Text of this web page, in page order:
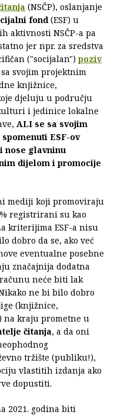
(NSČP), oslanjanje
fond (ESF) u
aktivnosti NSČP-a pa
jer npr. za sredstva
("socijalan") poziv
sa svojim projektnim
knjižnice,
djeluju u području
i jedinice lokalne
ALI se sa svojim
ESF-ov
nose glavninu
dijelom i promocije
mediji koji promoviraju
registrirani su kao
kriterijima ESF-a nisu
dobro da se, ako već
eventualne posebne
značajnija dodatna
neće biti lak
ne bi bilo dobro
(knjižnice,
na kraju prometne u
čitanja, a da oni
tržište (publiku!),
vlastitih izdanja ako
dopustiti.
2021. godina biti